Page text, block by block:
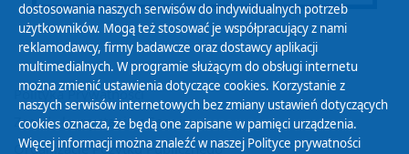
Polityka Prywatności
Zasady korzystania z Serwisu
Organizacje Pożytku Publicznego
dostosowania naszych serwisów do indywidualnych potrzeb
użytkowników. Mogą też stosować je współpracujący z nami
reklamodawcy, firmy badawcze oraz dostawcy aplikacji
multimedialnych. W programie służącym do obsługi internetu
można zmienić ustawienia dotyczące cookies. Korzystanie z
naszych serwisów internetowych bez zmiany ustawień dotyczących
cookies oznacza, że będą one zapisane w pamięci urządzenia.
Więcej informacji można znaleźć w naszej Polityce prywatności